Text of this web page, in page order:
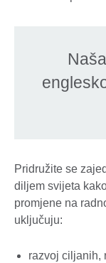
Pridružite se
diljem svijeta
promjene na
uključuju:
razvoj ciljanih,